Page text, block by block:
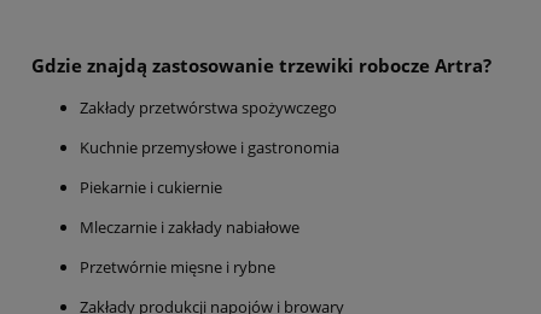
Gdzie znajdą zastosowanie trzewiki robocze Artra?
Zakłady przetwórstwa spożywczego
Kuchnie przemysłowe i gastronomia
Piekarnie i cukiernie
Mleczarnie i zakłady nabiałowe
Przetwórnie mięsne i rybne
Zakłady produkcji napojów i browary